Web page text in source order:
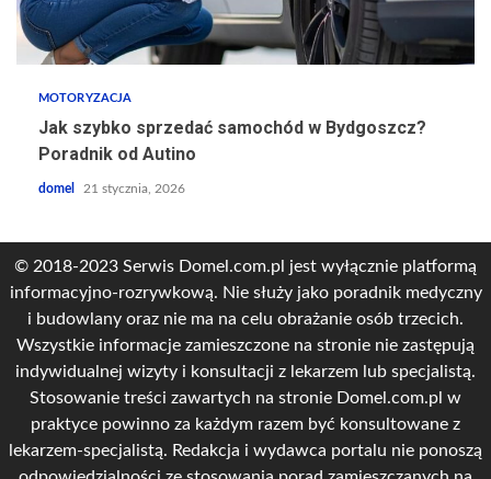
MOTORYZACJA
Jak szybko sprzedać samochód w Bydgoszcz?
Poradnik od Autino
domel 21 stycznia, 2026
© 2018-2023 Serwis Domel.com.pl jest wyłącznie platformą
informacyjno-rozrywkową. Nie służy jako poradnik medyczny
i budowlany oraz nie ma na celu obrażanie osób trzecich.
Wszystkie informacje zamieszczone na stronie nie zastępują
indywidualnej wizyty i konsultacji z lekarzem lub specjalistą.
Stosowanie treści zawartych na stronie Domel.com.pl w
praktyce powinno za każdym razem być konsultowane z
lekarzem-specjalistą. Redakcja i wydawca portalu nie ponoszą